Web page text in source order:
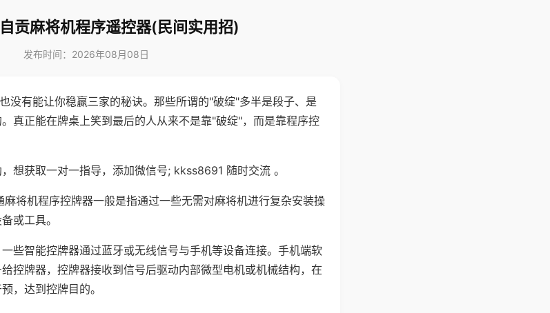
贡麻将机程序遥控器(民间实用招)
发布时间：2026年08月08日
没有能让你稳赢三家的秘诀。那些所谓的"破绽"多半是段子、是
真正能在牌桌上笑到最后的人从来不是靠"破绽"，而是靠程序控
想获取一对一指导，添加微信号; kkss8691 随时交流 。
麻将机程序控牌器一般是指通过一些无需对麻将机进行复杂安装操
或工具。
些智能控牌器通过蓝牙或无线信号与手机等设备连接。手机端软
控牌器，控牌器接收到信号后驱动内部微型电机或机械结构，在
，达到控牌目的。